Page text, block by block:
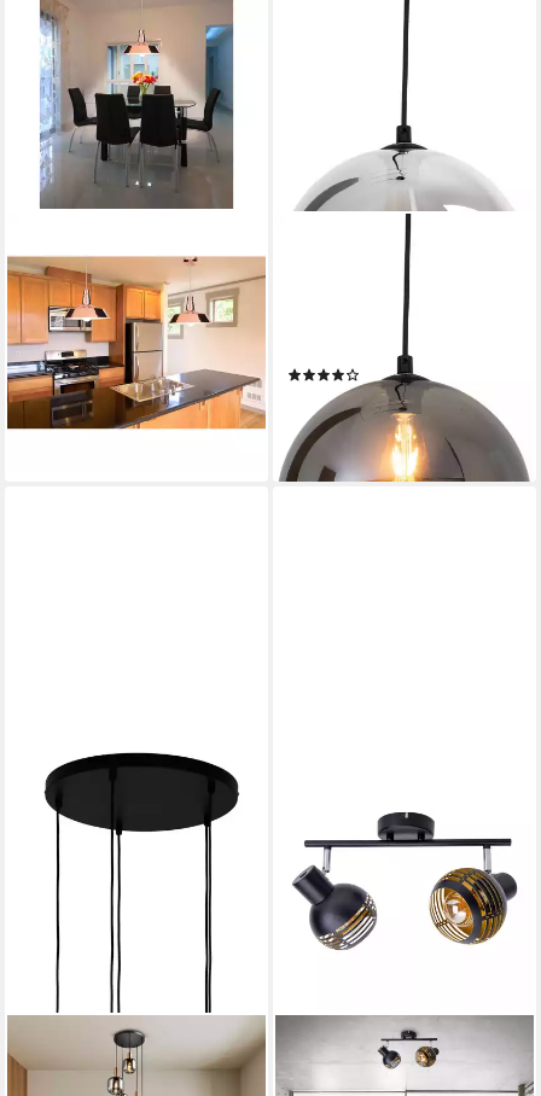
Pendelleuchte, Leuchtmittel
nicht inklusive, Pendelleuchte
Hängelampe Deckenleuchte
Esszimmerleuchte Metall
104,99 € UVP 136,95 €
-23%
lieferbar - in 9-11 Werktagen bei
Pendelleuchte Vaso, ohne
Leuchtmittel, Rauchglas, E27
max. 40W, Pendellänge:
100cm, anthrazit/schwarz
(5)
ab 62,51 € UVP 143,95 €
-57%
lieferbar - in 3-4 Werktagen bei dir